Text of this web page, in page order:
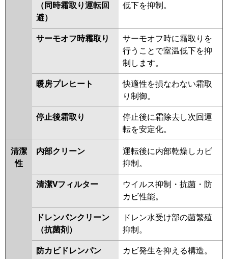
三菱重工
FDTWK1125H5SA-rak
FDTWV1125HA5SA-rak
FDTWV1125HA5SA
FDTWK1125H5S-rak
FDTWK1125H5S
FDTWV1125HA5S-rak
FDTWV1125HA5S-rakuri-na
FDTWV1125HA5S
PA-P112L7KB PA-P112L7KNB
PA-P112L7HB PA-P112L7HNB
PA-P112L7KA PA-P112L7KNA
PA-P112L7HA
PA-P112L7K
PA-P112L7KN PA-
PA-P112L7HN
PA-P112L6KNB
P112L6HB PA-P112L6HNB PA-
P112L6KA PA-P112L6KN1
P112L6HA PA-P112L6HN1 PA-
P112L6H
PA-P112L6HN
（同時霜取り運転回
避）
低下を抑制。
サーモオフ時霜取り
サーモオフ時に霜取りを
行うことで室温低下を抑
制します。
暖房プレヒート
快適性を損なわない霜取
り制御。
停止後霜取り
停止後に霜除去し次回運
転を安定化。
清潔
性
内部クリーン
運転後に内部乾燥しカビ
抑制。
清潔Vフィルター
ウイルス抑制・抗菌・防
カビ性能。
ドレンパンクリーン
（抗菌剤）
ドレン水受け部の菌繁殖
抑制。
防カビドレンパン カビ発生を抑える構造。